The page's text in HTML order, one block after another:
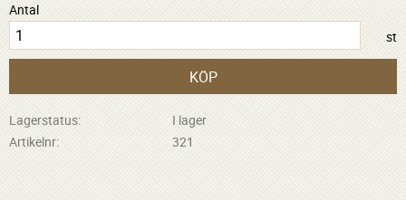
Antal
st
KÖP
Lagerstatus
I lager
Artikelnr
321